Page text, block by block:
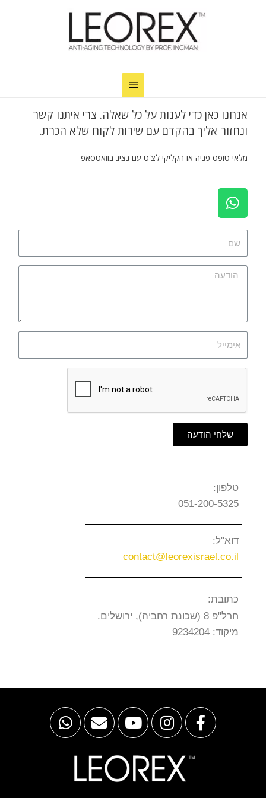
אנחנו כאן כדי לענות על כל שאלה. צרי איתנו קשר
ונחזור אליך בהקדם עם שירות לקוח שלא הכרת.
מלאי טופס פניה או הקליקי לצ'ט עם נציג בוואטסאפ
שלחי הודעה
טלפון:
051-200-5325
דוא"ל:
contact@leorexisrael.co.il
כתובת:
חרל"פ 8 (שכונת רחביה), ירושלים.
מיקוד: 9234204